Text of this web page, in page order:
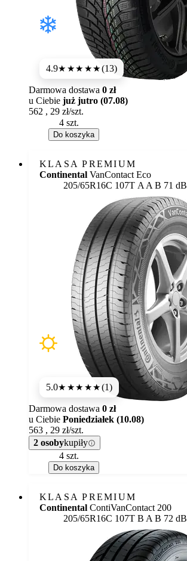
4.9★★★★★(13)
Dostępność:
Darmowa dostawa 0 zł
u Ciebie już jutro (07.08)
562 , 29 zł/szt.
Do koszyka
KLASA PREMIUM
Continental VanContact Eco
205/65R16C 107T Etykieta:
A A B 71 dB
5.0★★★★★(1)
Dostępność:
Darmowa dostawa 0 zł
u Ciebie Poniedziałek (10.08)
563 , 29 zł/szt.
2 osobykupiły
Do koszyka
KLASA PREMIUM
Continental ContiVanContact 200
205/65R16C 107T Etykieta:
B A B 72 dB